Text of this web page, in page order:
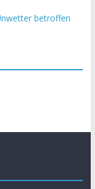
betroffen